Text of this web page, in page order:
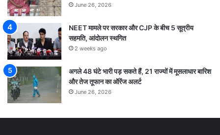
June 26, 2026
NEET मामले पर सरकार और CJP के बीच 5 सूत्रीय
सहमति, आंदोलन स्थगित
2 weeks ago
अगले 48 घंटे भारी पड़ सकते हैं, 21 राज्यों में मूसलाधार बारिश
और तेज तूफान का ऑरेंज अलर्ट
June 26, 2026